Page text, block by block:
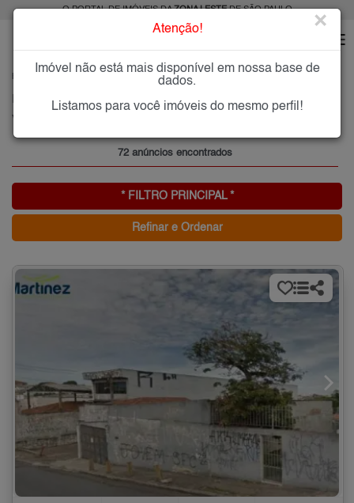
O PORTAL DE IMÓVEIS DAZONA LESTEDE SÃO PAULO
VILA BELA
Imóveis à Venda na Vila Bela, Zona Leste de São Paulo
Vila Bela, Zona Leste
72 anúncios encontrados
* FILTRO PRINCIPAL *
Refinar e Ordenar
Atenção! ×
Imóvel não está mais disponível em nossa base de
dados.
Listamos para você imóveis do mesmo perfil!